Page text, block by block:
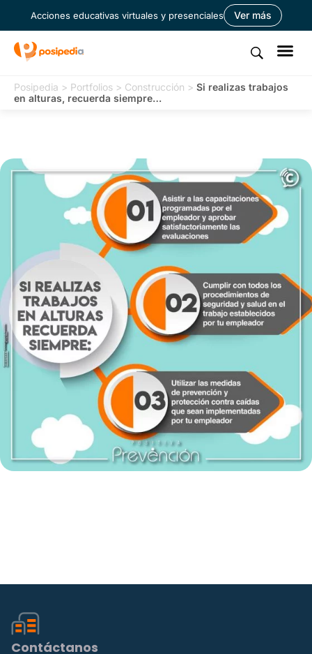
Acciones educativas virtuales y presenciales Ver más
Posipedia > Portfolios > Construcción > Si realizas trabajos
en alturas, recuerda siempre…
Contáctanos